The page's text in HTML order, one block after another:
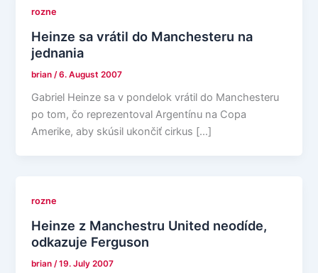
rozne
Heinze sa vrátil do Manchesteru na
jednania
brian /6. August 2007
Gabriel Heinze sa v pondelok vrátil do Manchesteru
po tom, čo reprezentoval Argentínu na Copa
Amerike, aby skúsil ukončiť cirkus […]
rozne
Heinze z Manchestru United neodíde,
odkazuje Ferguson
brian/19. July 2007